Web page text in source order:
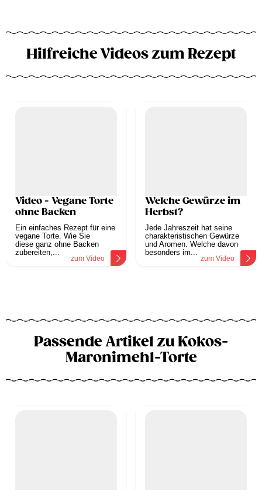
Hilfreiche Videos zum Rezept
Video - Vegane Torte
ohne Backen
Ein einfaches Rezept für eine
vegane Torte. Wie Sie
diese ganz ohne Backen
zubereiten,...
zum Video
Welche Gewürze im
Herbst?
Jede Jahreszeit hat seine
charakteristischen Gewürze
und Aromen. Welche davon
besonders im...
zum Video
Passende Artikel zu Kokos-
Maronimehl-Torte